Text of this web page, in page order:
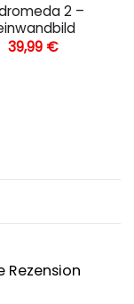
2 –
39,99 €
Rezension